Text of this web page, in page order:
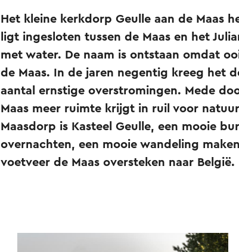
Het kleine kerkdorp Geulle aan de Maas
ligt ingesloten tussen de Maas en het
met water. De naam is ontstaan omdat
de Maas. In de jaren negentig kreeg het
aantal ernstige overstromingen. Mede
Maas meer ruimte krijgt in ruil voor
Maasdorp is Kasteel Geulle, een mooie
overnachten, een mooie wandeling
voetveer de Maas oversteken naar België.